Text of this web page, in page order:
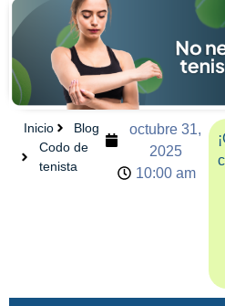
Inicio
Blog
Codo de
tenista
octubre 31,
2025
10:00 am